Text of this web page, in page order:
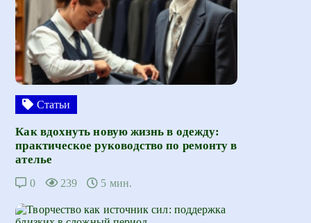
Статьи
Как вдохнуть новую жизнь в одежду:
практическое руководство по ремонту в
ателье
0 239 5 мин.